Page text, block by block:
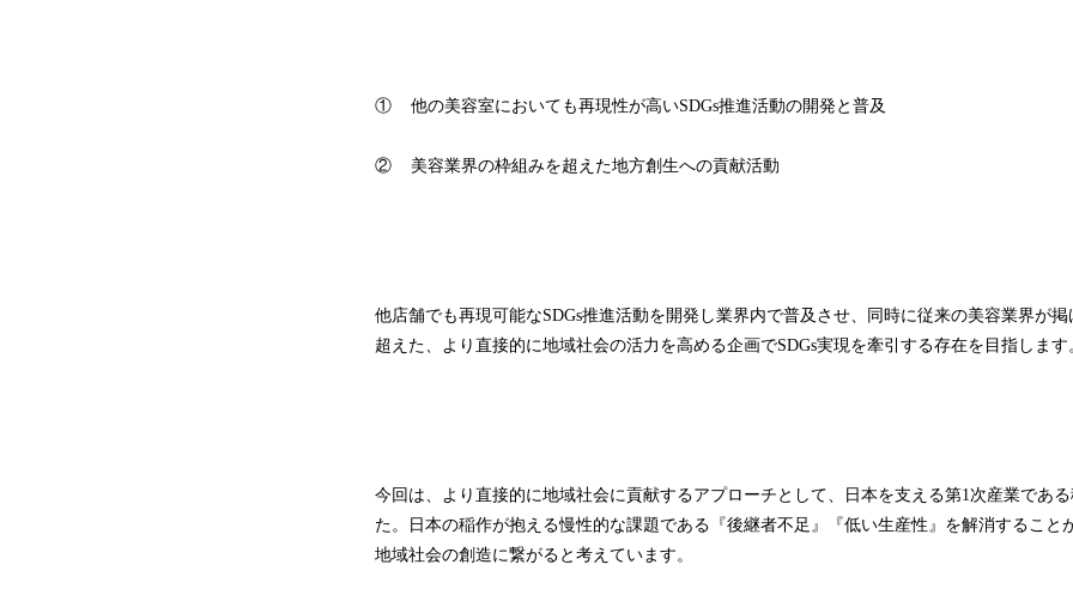
① 他の美容室においても再現性が高いSDGs推進活動の開発と普及
② 美容業界の枠組みを超えた地方創生への貢献活動
他店舗でも再現可能なSDGs推進活動を開発し業界内で普及させ、同時に従来の美容業界が掲
超えた、より直接的に地域社会の活力を高める企画でSDGs実現を牽引する存在を目指します
今回は、より直接的に地域社会に貢献するアプローチとして、日本を支える第1次産業であ
た。日本の稲作が抱える慢性的な課題である『後継者不足』『低い生産性』を解消すること
地域社会の創造に繋がると考えています。